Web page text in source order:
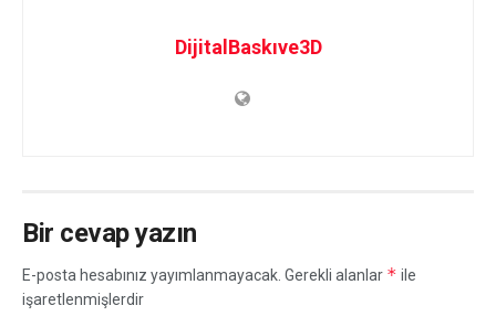
DijitalBaskıve3D
Bir cevap yazın
E-posta hesabınız yayımlanmayacak. Gerekli alanlar * ile
işaretlenmişlerdir